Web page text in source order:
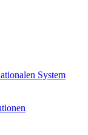
System